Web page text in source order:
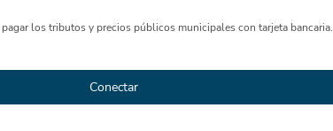
los tributos y precios públicos municipales con tarjeta bancaria.